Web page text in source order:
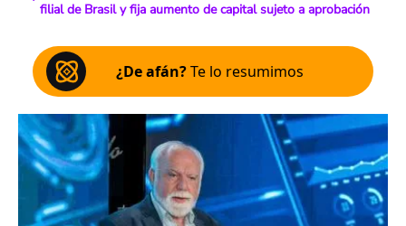
filial de Brasil y fija aumento de capital sujeto a aprobación
¿De afán?Te lo resumimos